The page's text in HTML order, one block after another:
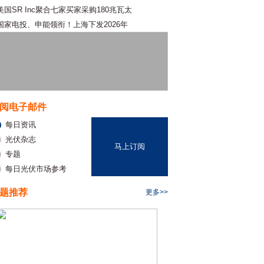
国SR Inc聚合七家买家采购180兆瓦太
家电投、申能领衔！上海下发2026年
电子邮件
每日资讯
光伏杂志
专题
每日光伏市场参考
马上订阅
推荐 更多>>